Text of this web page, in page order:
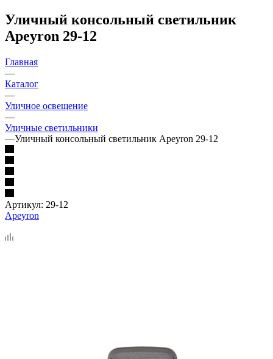
Уличный консольный светильник
Apeyron 29-12
Главная
—
Каталог
—
Уличное освещение
—
Уличные светильники
—Уличный консольный светильник Apeyron 29-12
Артикул: 29-12
Apeyron